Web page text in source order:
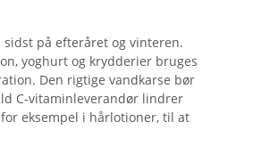
sidst på efteråret og vinteren.
yoghurt og krydderier bruges
Den rigtige vandkarse bør
C-vitaminleverandør lindrer
eksempel i hårlotioner, til at